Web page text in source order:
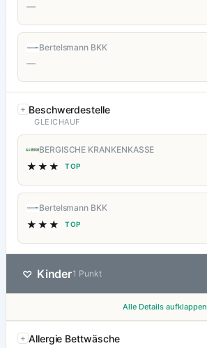
—
Bertelsmann BKK
—
Beschwerdestelle
GLEICHAUF
BERGISCHE KRANKENKASSE
★★★ TOP
Bertelsmann BKK
★★★ TOP
♡ Kinder1 Punkt
Alle Details aufklappen
Allergie Bettwäsche